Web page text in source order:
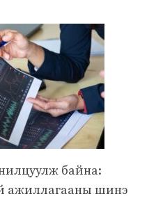
байна:
ажиллагааны шинэ